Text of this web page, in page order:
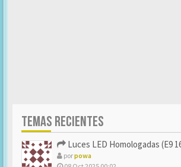
TEMAS RECIENTES
Luces LED Homologadas (E9
porpowa